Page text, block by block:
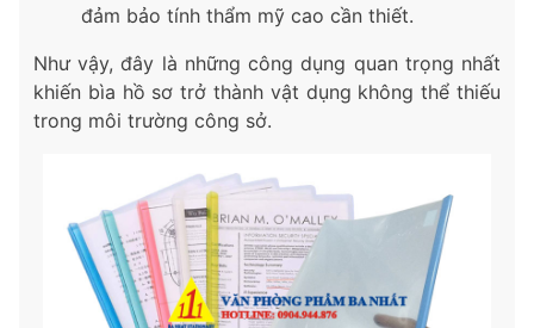
đảm bảo tính thẩm mỹ cao cần thiết.
Như vậy, đây là những công dụng quan trọng nhất
khiến bìa hồ sơ trở thành vật dụng không thể thiếu
trong môi trường công sở.